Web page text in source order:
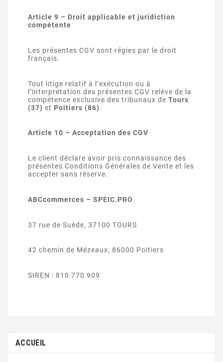
Article 9 – Droit applicable et juridiction
compétente
Les présentes CGV sont régies par le droit
français.
Tout litige relatif à l’exécution ou à
l’interprétation des présentes CGV relève de la
compétence exclusive des tribunaux de Tours
(37) et Poitiers (86).
Article 10 – Acceptation des CGV
Le client déclare avoir pris connaissance des
présentes Conditions Générales de Vente et les
accepter sans réserve.
ABCcommerces – SPEIC.PRO
37 rue de Suède, 37100 TOURS
42 chemin de Mézeaux, 86000 Poitiers
SIREN : 810 770 909
ACCUEIL